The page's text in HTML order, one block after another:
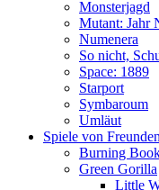
Monsterjagd
Mutant: Jahr
Numenera
So nicht,
Space: 1889
Starport
Symbaroum
Umläut
Spiele von Freunden
Burning
Green Gorilla
Little